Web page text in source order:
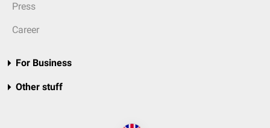
Press
Career
For Business
Other stuff